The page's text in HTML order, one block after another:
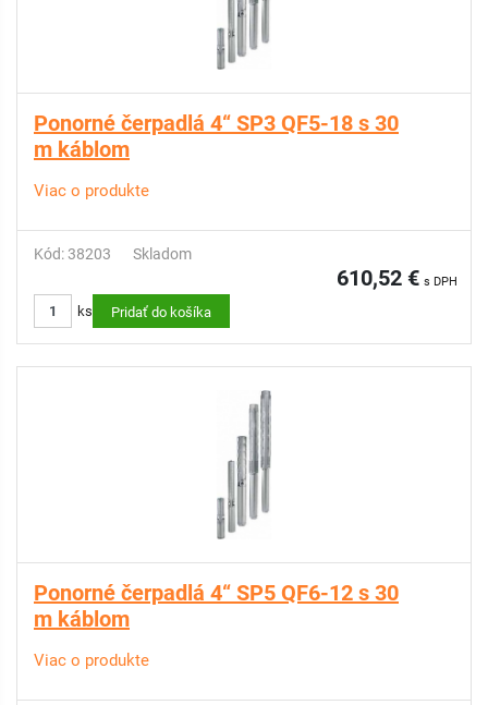
Ponorné čerpadlá 4“ SP3 QF5-18 s 30
m káblom
Viac o produkte
Kód: 38203 Skladom
610,52 € s DPH
ks Pridať do košíka
Ponorné čerpadlá 4“ SP5 QF6-12 s 30
m káblom
Viac o produkte